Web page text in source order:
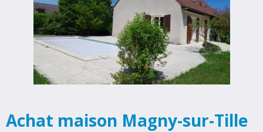
Achat maison Magny-sur-Tille